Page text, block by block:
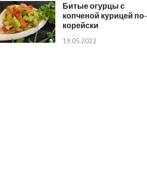
Битые огурцы с
копченой курицей по-
корейски
19.05.2022